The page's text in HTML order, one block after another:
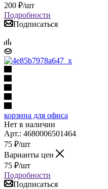
200 ₽/шт
Подробности
Подписаться
корзина для офиса
Нет в наличии
Арт.: 4680006501464
75 ₽/шт
Варианты цен
75 ₽/шт
Подробности
Подписаться